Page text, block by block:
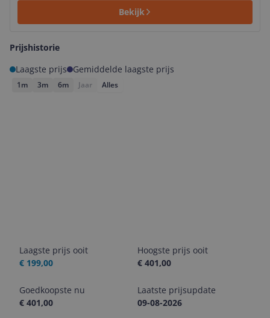
Bekijk
Prijshistorie
Laagste prijs
Gemiddelde laagste prijs
1m 3m 6m Jaar Alles
Laagste prijs ooit
€ 199,00
Hoogste prijs ooit
€ 401,00
Goedkoopste nu
€ 401,00
Laatste prijsupdate
09-08-2026